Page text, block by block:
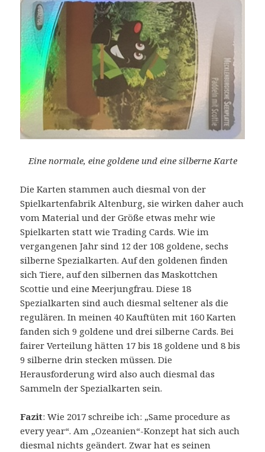
Eine normale, eine goldene und eine silberne Karte
Die Karten stammen auch diesmal von der
Spielkartenfabrik Altenburg, sie wirken daher auch
vom Material und der Größe etwas mehr wie
Spielkarten statt wie Trading Cards. Wie im
vergangenen Jahr sind 12 der 108 goldene, sechs
silberne Spezialkarten. Auf den goldenen finden
sich Tiere, auf den silbernen das Maskottchen
Scottie und eine Meerjungfrau. Diese 18
Spezialkarten sind auch diesmal seltener als die
regulären. In meinen 40 Kauftüten mit 160 Karten
fanden sich 9 goldene und drei silberne Cards. Bei
fairer Verteilung hätten 17 bis 18 goldene und 8 bis
9 silberne drin stecken müssen. Die
Herausforderung wird also auch diesmal das
Sammeln der Spezialkarten sein.
Fazit: Wie 2017 schreibe ich: „Same procedure as
every year“. Am „Ozeanien“-Konzept hat sich auch
diesmal nichts geändert. Zwar hat es seinen